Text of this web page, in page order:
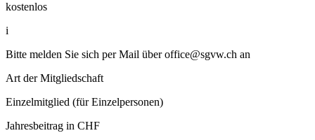
kostenlos
i
Bitte melden Sie sich per Mail überoffice@sgvw.ch an
Art der Mitgliedschaft
Einzelmitglied (für Einzelpersonen)
Jahresbeitrag in CHF